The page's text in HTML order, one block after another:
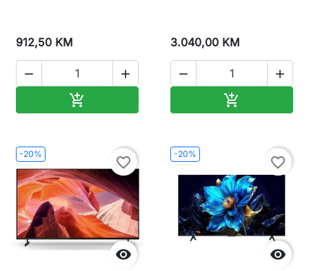
912,50 KM
 

3.040,00 KM
 

-20%

favorite_border
-20%

favorite_border